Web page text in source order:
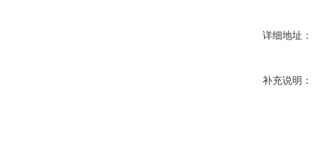
详细地址：
补充说明：